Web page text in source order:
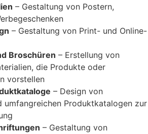
– Gestaltung von Postern,
– Gestaltung von Print- und Online-
Broschüren – Erstellung von
die Produkte oder
vorstellen
– Design von
umfangreichen Produktkatalogen zur
– Gestaltung von